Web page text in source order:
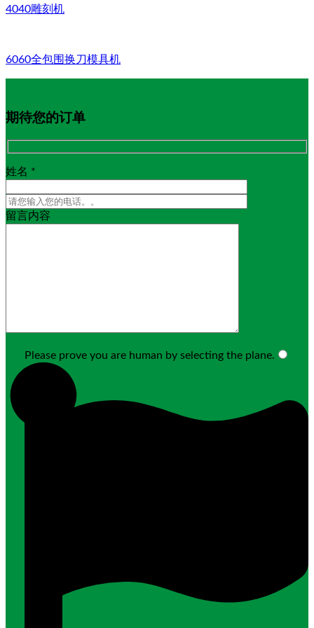
4040雕刻机
6060全包围换刀模具机
期待您的订单
姓名 *
留言内容
Please prove you are human by selecting the plane.